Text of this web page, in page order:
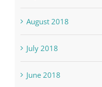
August 2018
July 2018
June 2018